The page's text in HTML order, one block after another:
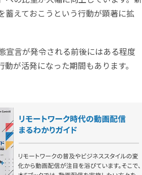
えておこうという行動が顕著に拡
宣言が発令される前後にはある程度
が活発になった期間もあります。